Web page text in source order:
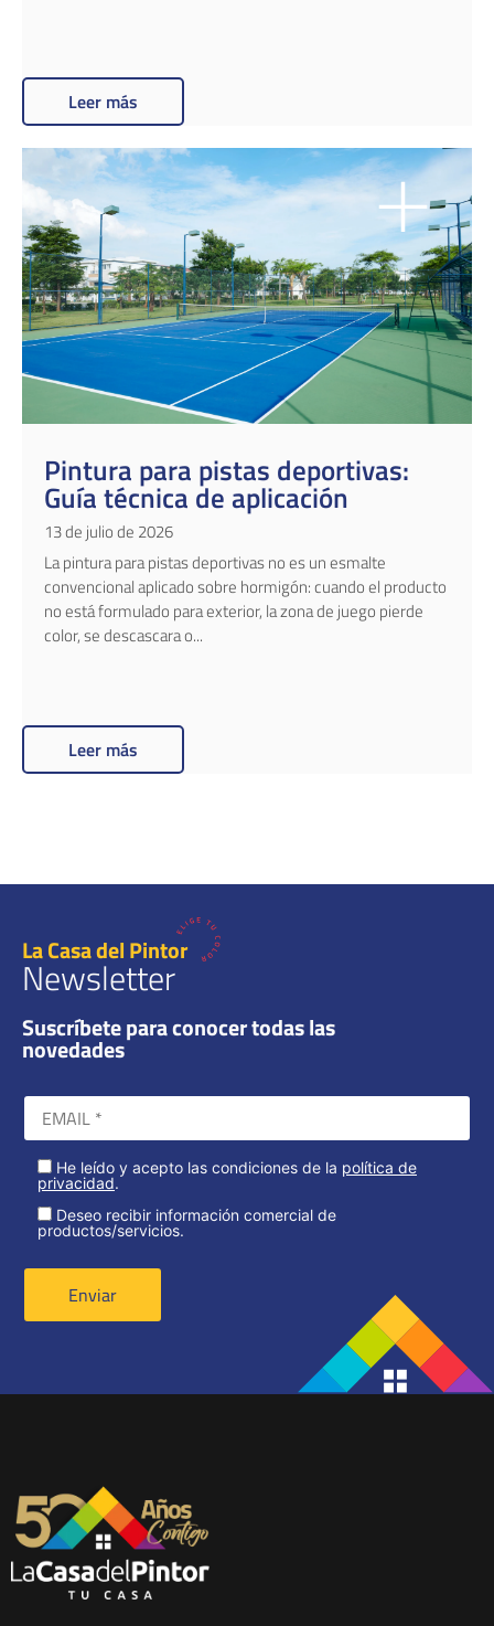
Leer más
Pintura para pistas deportivas:
Guía técnica de aplicación
13 de julio de 2026
La pintura para pistas deportivas no es un esmalte
convencional aplicado sobre hormigón: cuando el producto
no está formulado para exterior, la zona de juego pierde
color, se descascara o...
Leer más
La Casa del Pintor
Newsletter
Suscríbete para conocer todas las
novedades
He leído y acepto las condiciones de la política de
privacidad.
Deseo recibir información comercial de
productos/servicios.